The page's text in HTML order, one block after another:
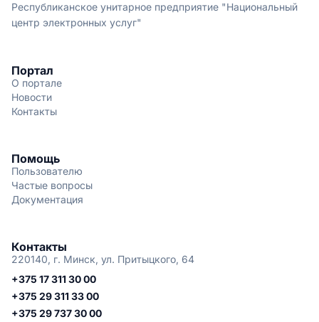
Республиканское унитарное предприятие "Национальный
центр электронных услуг"
Портал
О портале
Новости
Контакты
Помощь
Пользователю
Частые вопросы
Документация
Контакты
220140, г. Минск, ул. Притыцкого, 64
+375 17 311 30 00
+375 29 311 33 00
+375 29 737 30 00